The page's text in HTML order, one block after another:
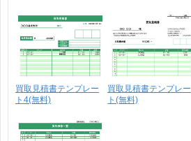
買取見積書テンプレー
ト4(無料)
買取見積書テンプレー
ト(無料)